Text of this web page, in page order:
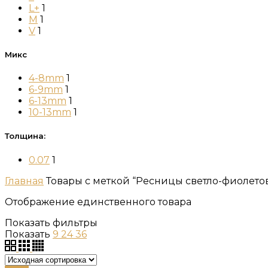
L+ 1
M 1
V 1
Микс
4-8mm 1
6-9mm 1
6-13mm 1
10-13mm 1
Толщина:
0.07 1
Главная Товары с меткой “Ресницы светло-
Отображение единственного товара
Показать фильтры
Показать 9 24 36